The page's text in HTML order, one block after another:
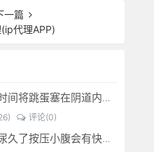
一篇
代理APP)
一天内长时间将跳蛋塞在阴道内 有什么危害免...(跳蛋是放哪里)
评论(0)
为什么憋尿久了按压小腹会有快感_-